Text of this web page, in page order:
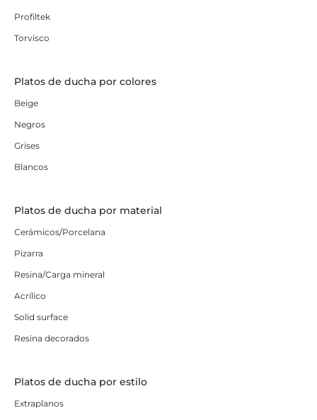
Profiltek
Torvisco
Platos de ducha por colores
Beige
Negros
Grises
Blancos
Platos de ducha por material
Cerámicos/Porcelana
Pizarra
Resina/Carga mineral
Acrílico
Solid surface
Resina decorados
Platos de ducha por estilo
Extraplanos